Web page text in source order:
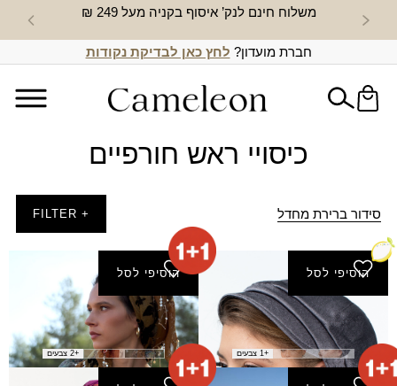
משלוח חינם לנק’ איסוף בקניה מעל 249 ₪ חדש
חברת מועדון? לחץ כאן לבדיקת נקודות
כיסויי ראש חורפיים
סידור ברירת מחדל + FILTER
הוסיפי לסל
קסקט שובל
₪45.00
+1 צבעים
הוסיפי לסל
מטפחת טירן
₪210.00
+2 צבעים